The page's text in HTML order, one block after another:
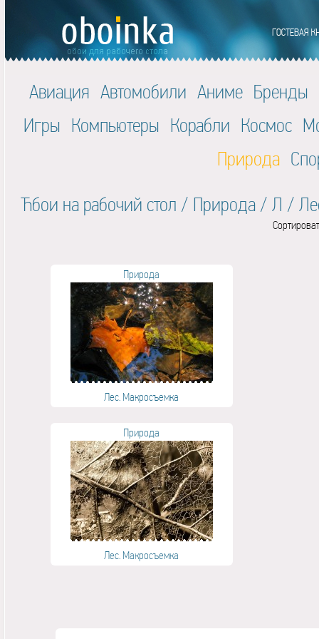
Авиация Автомобили Аниме Бренды
Игры Компьютеры Корабли Космос
Природа
Ћбои на рабочий стол / Природа / Л /
Природа
Лес. Макросъемка
Природа
Лес. Макросъемка